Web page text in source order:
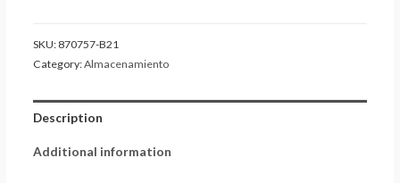
SKU:870757-B21
Category:Almacenamiento
Description
Additional information